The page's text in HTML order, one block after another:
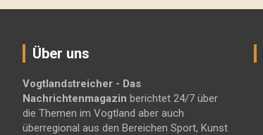
Über uns
Vogtlandstreicher - Das
Nachrichtenmagazin berichtet 24/7 über
die Themen im Vogtland aber auch
überregional aus den Bereichen Sport, Kunst